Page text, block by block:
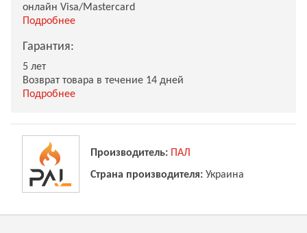
онлайн Visa/Mastercard
Подробнее
Гарантия:
5 лет
Возврат товара в течение 14 дней
Подробнее
Производитель: ПАЛ
Страна производителя: Украина